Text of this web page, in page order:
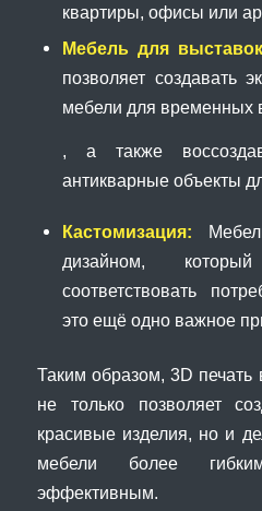
квартиры, офисы или
Мебель для
позволяет создавать
мебели для временных
, а также
антикварные объекты
Кастомизация:
дизайном,
соответствовать
это ещё одно важное
Таким образом, 3D печать
не только позволяет
красивые изделия, но и
мебели более
эффективным.